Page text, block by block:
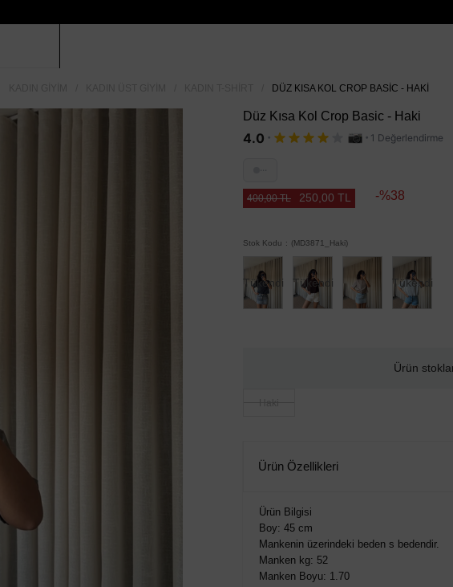
DÜZ KISA KOL CROP BASIC - HAKI
Düz Kısa Kol Crop Basic - Haki
4.0 · · 1 Değerlendirme
400,00 TL 250,00 TL 38
Stok Kodu (MD3871_Haki)
Tükendi Tükendi Tükendi
Ürün
Ürün Özellikleri
Ürün Bilgisi
Boy: 45 cm
Mankenin üzerindeki beden s bedendir.
Manken kg: 52
Manken Boyu: 1.70